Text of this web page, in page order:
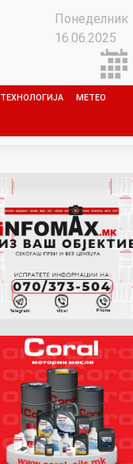
Понеделник
16.06.2025
ТЕХНОЛОГИЈА МЕТЕО